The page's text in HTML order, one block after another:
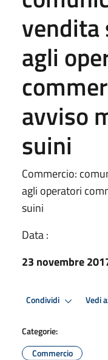
vendita
agli
avviso
suini
Commercio:
agli operatori
suini
Data :
23 novembre
Condividi Vedi
Categorie:
Commercio